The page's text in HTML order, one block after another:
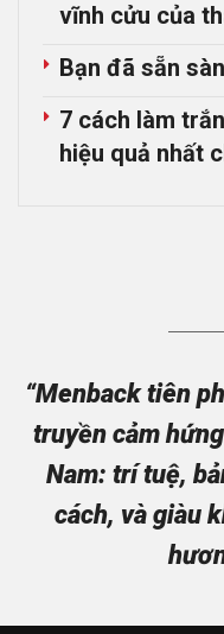
vĩnh cửu của
Bạn đã sẵn
7 cách làm
hiệu quả nhất
“Menback tiên
truyền cảm
Nam: trí tuệ,
cách, và giàu